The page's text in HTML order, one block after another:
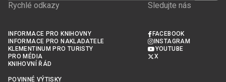
Rychlé odkazy
INFORMACE PRO KNIHOVNY
INFORMACE PRO NAKLADATELE
KLEMENTINUM PRO TURISTY
PRO MÉDIA
KNIHOVNÍ ŘÁD
POVINNÉ VÝTISKY
Sledujte nás
FACEBOOK
INSTAGRAM
YOUTUBE
X